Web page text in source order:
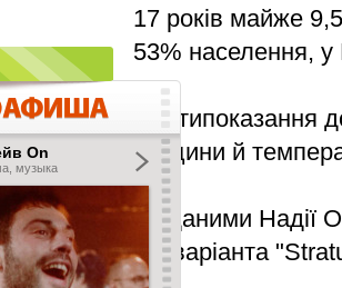
17 років майже
53% населення,
Протипоказання
вакцини й
За даними Надії
субваріанта